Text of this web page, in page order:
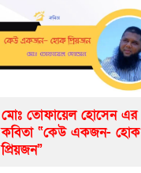
মোঃ তোফায়েল হোসেন এর
কবিতা “কেউ একজন- হোক
প্রিয়জন”